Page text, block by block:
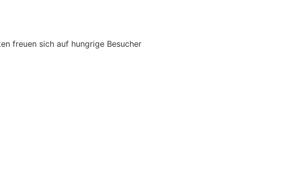
freuen sich auf hungrige Besucher